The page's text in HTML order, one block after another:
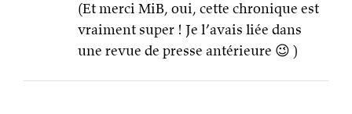
(Et merci MiB, oui, cette chronique est
vraiment super ! Je l’avais liée dans
une revue de presse antérieure 😉 )